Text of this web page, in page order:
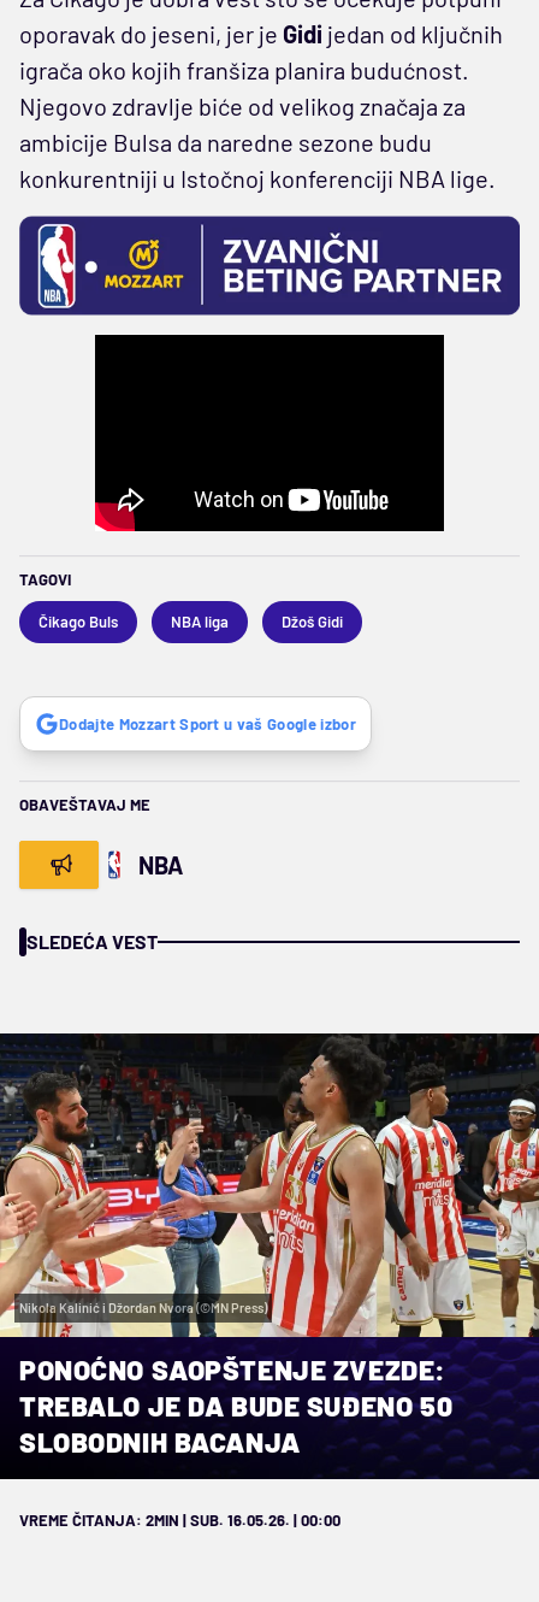
oporavak do jeseni, jer je Gidi jedan od ključnih
igrača oko kojih franšiza planira budućnost.
Njegovo zdravlje biće od velikog značaja za
ambicije Bulsa da naredne sezone budu
konkurentniji u Istočnoj konferenciji NBA lige.
TAGOVI
Čikago Buls NBA liga Džoš Gidi
Dodajte Mozzart Sport u vaš Google izbor
OBAVEŠTAVAJ ME
NBA
SLEDEĆA VEST
Nikola Kalinić i Džordan Nvora (©MN Press)
PONOĆNO SAOPŠTENJE ZVEZDE:
TREBALO JE DA BUDE SUĐENO 50
SLOBODNIH BACANJA
VREME ČITANJA: 2MIN | SUB. 16.05.26. | 00:00